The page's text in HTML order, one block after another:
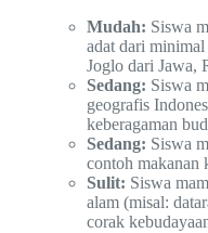
Mudah: Siswa
adat dari
Joglo dari Jawa,
Sedang: Siswa
geografis
keberagaman
Sedang: Siswa
contoh makanan
Sulit: Siswa
alam (misal:
corak